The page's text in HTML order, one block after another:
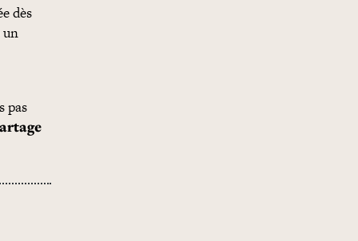
dès
un
pas